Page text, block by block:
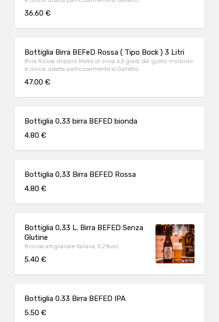
36.60 €
Bottiglia Birra BEFeD Rossa ( Tipo Bock ) 3 Litri
Birra Rossa doppio Malto di circa 6,5 gradi dal gusto morbido
e dolce, adatta particolarmente al Galletto.
47.00 €
Bottiglia 0,33 birra BEFED bionda
4.80 €
Bottiglia 0,33 Birra BEFED Rossa
4.80 €
Bottiglia 0,33 L. Birra BEFED Senza
Glutine
Bionda artiglianale italiana, 5,2%vol.
5.40 €
Bottiglia 0.33 Birra BEFED IPA
5.50 €